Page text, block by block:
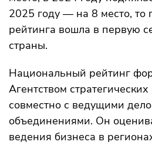
2025 году — на 8 место, то
рейтинга вошла в первую
страны.
Национальный рейтинг
Агентством
совместно с ведущими
объединениями. Он
ведения бизнеса в